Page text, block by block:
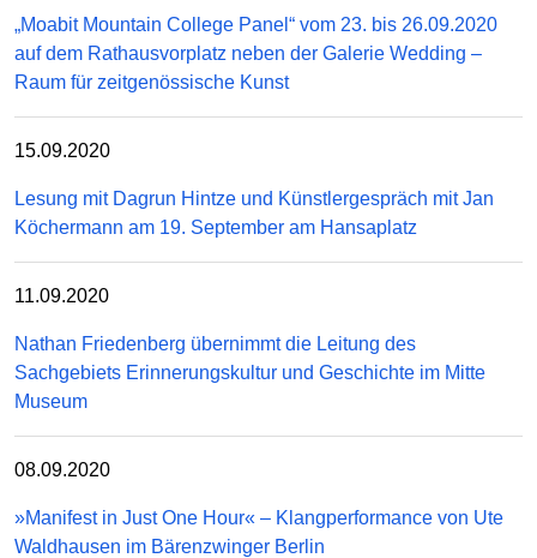
„Moabit Mountain College Panel“ vom 23. bis 26.09.2020
auf dem Rathausvorplatz neben der Galerie Wedding –
Raum für zeitgenössische Kunst
15.09.2020
Lesung mit Dagrun Hintze und Künstlergespräch mit Jan
Köchermann am 19. September am Hansaplatz
11.09.2020
Nathan Friedenberg übernimmt die Leitung des
Sachgebiets Erinnerungskultur und Geschichte im Mitte
Museum
08.09.2020
»Manifest in Just One Hour« – Klangperformance von Ute
Waldhausen im Bärenzwinger Berlin